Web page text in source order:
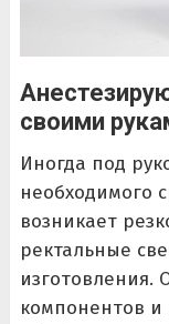
своими
Иногда под
необходимого
возникает
ректальные
изготовления.
компонентов